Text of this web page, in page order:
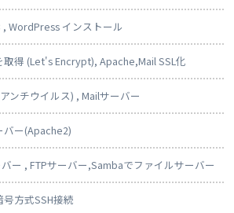
, WordPress インストール
取得 (Let's Encrypt), Apache,Mail SSL化
ンチウイルス) , Mailサーバー
バー(Apache2)
ー , FTPサーバー,Sambaでファイルサーバー
方式SSH接続